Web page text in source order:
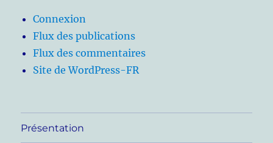
Connexion
Flux des publications
Flux des commentaires
Site de WordPress-FR
Présentation